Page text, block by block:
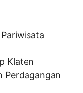
Klaten
Perdagangan